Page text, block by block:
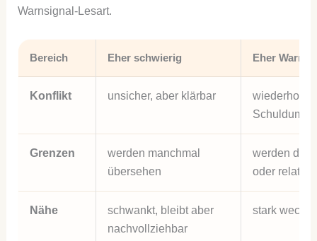
Warnsignal-Lesart.
Bereich Eher schwierig Eher
Konflikt unsicher, aber klärbar
wiederholte
Grenzen
werden manchmal
übersehen
werden
oder
Nähe
schwankt, bleibt aber
nachvollziehbar
stark